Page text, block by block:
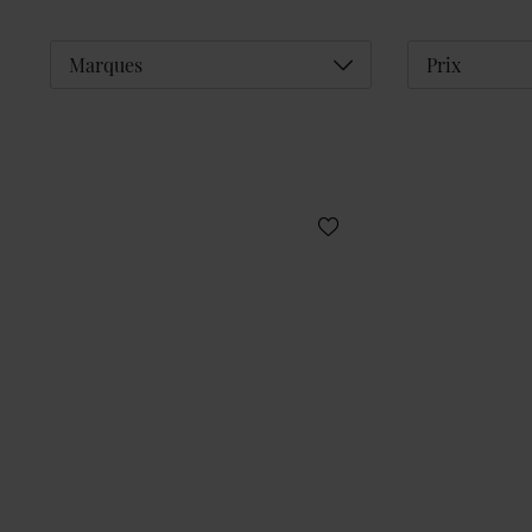
Marques Déplier Prix